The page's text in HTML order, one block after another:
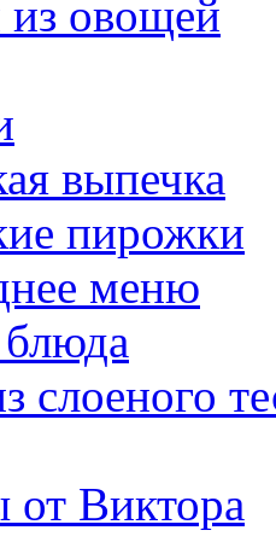
из овощей
выпечка
пирожки
меню
слоеного
от Виктора